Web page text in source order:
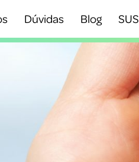
Dúvidas Blog SUS